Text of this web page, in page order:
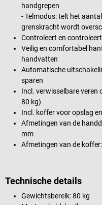
handgrepen
- Telmodus: telt het
grenskracht wordt
Controleert en
Veilig en comfortabel
handvatten
Automatische
sparen
Incl. verwisselbare veren
80 kg)
Incl. koffer voor opslag
Afmetingen van de
mm
Afmetingen van de
Technische details
Gewichtsbereik: 80 kg